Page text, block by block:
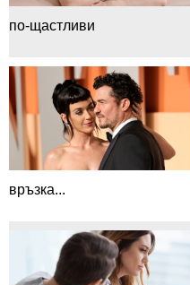
по-щастливи
връзка...